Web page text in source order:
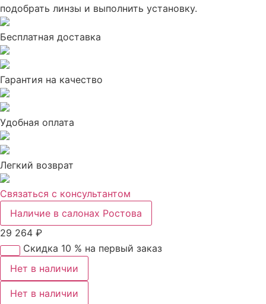
подобрать линзы и выполнить установку.
Бесплатная доставка
Гарантия на качество
Удобная оплата
Легкий возврат
Связаться с консультантом
Наличие в салонах Ростова
29 264 ₽
Скидка 10 % на первый заказ
Нет в наличии
Нет в наличии